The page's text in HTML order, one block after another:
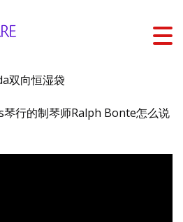
双向恒湿袋
行的制琴师Ralph Bonte怎么说